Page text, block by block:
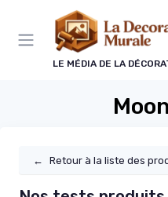
LE MÉDIA DE LA
← Retour à la liste des
Panneau de gestion des